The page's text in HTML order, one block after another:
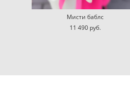
Мисти баблс
11 490 pуб.